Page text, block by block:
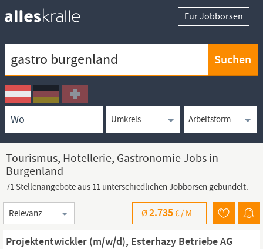
Für Jobbörsen
Ortssuche
Umkreissuche
Arbeitsform
Tourismus, Hotellerie, Gastronomie Jobs in
Burgenland
71 Stellenangebote aus 11 unterschiedlichen Jobbörsen gebündelt.
Sortierung
Ø2.735€ / M.
Projektentwickler (m/w/d), Esterhazy Betriebe AG